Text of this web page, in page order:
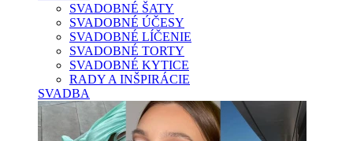
SVADOBNÉ ŠATY
SVADOBNÉ ÚČESY
SVADOBNÉ LÍČENIE
SVADOBNÉ TORTY
SVADOBNÉ KYTICE
RADY A INŠPIRÁCIE
SVADBA